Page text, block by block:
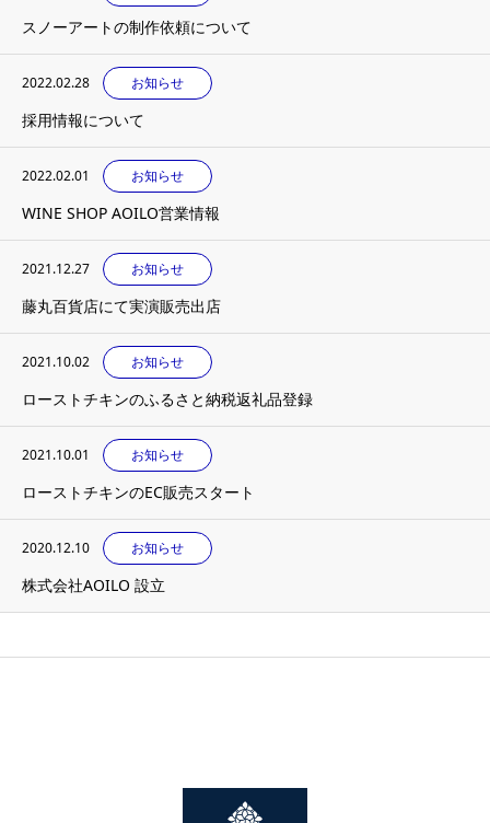
スノーアートの制作依頼について
2022.02.28 お知らせ
採用情報について
2022.02.01 お知らせ
WINE SHOP AOILO営業情報
2021.12.27 お知らせ
藤丸百貨店にて実演販売出店
2021.10.02 お知らせ
ローストチキンのふるさと納税返礼品登録
2021.10.01 お知らせ
ローストチキンのEC販売スタート
2020.12.10 お知らせ
株式会社AOILO 設立